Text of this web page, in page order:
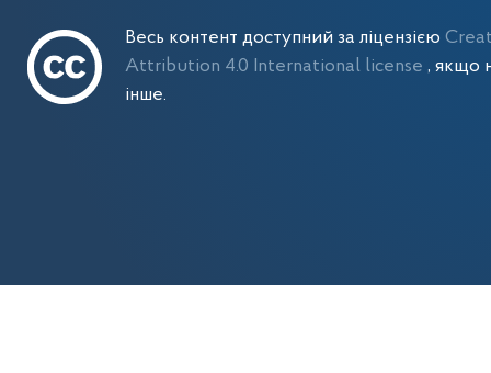
Весь контент доступний за ліцензією
Attribution 4.0 International license, якщо
інше.